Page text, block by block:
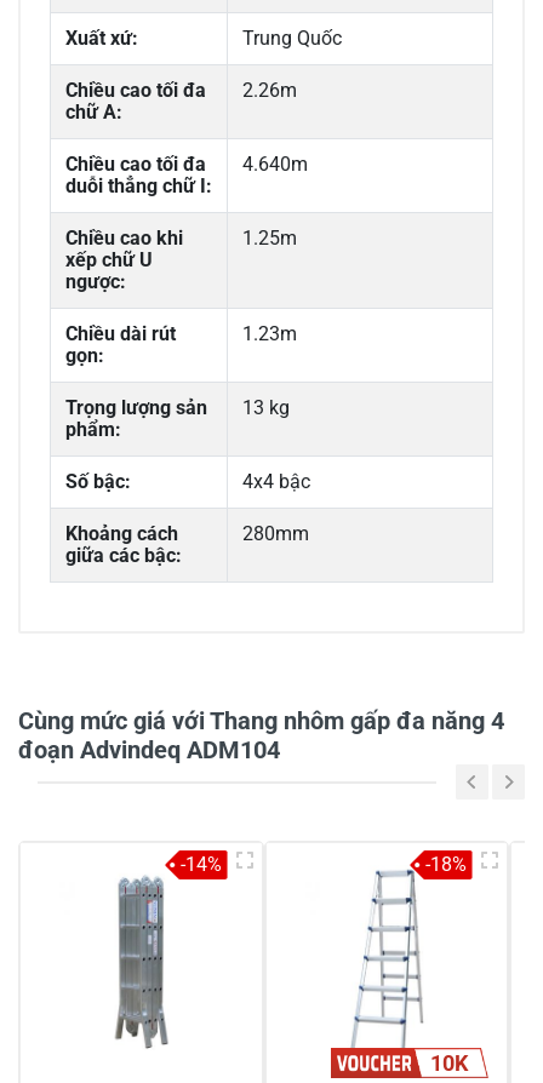
Xuất xứ: Trung Quốc
Chiều cao tối đa
chữ A:
2.26m
Chiều cao tối đa
duỗi thẳng chữ I:
4.640m
Chiều cao khi
xếp chữ U
ngược:
1.25m
Chiều dài rút
gọn:
1.23m
Trọng lượng sản
phẩm:
13 kg
Số bậc: 4x4 bậc
Khoảng cách
giữa các bậc:
280mm
3
-
2
-
1
-
Chia sẻ nhận xét về sản phẩm
Viết nhận xét của bạn
Cùng mức giá với Thang nhôm gấp đa năng 4
đoạn Advindeq ADM104
-14%
10K
-18%